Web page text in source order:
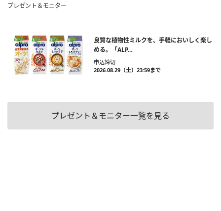
プレゼント＆モニター
良質な植物性ミルクを、手軽においしく楽し
める。「ALP...
申込締切
2026.08.29（土）23:59まで
プレゼント＆モニター一覧を見る